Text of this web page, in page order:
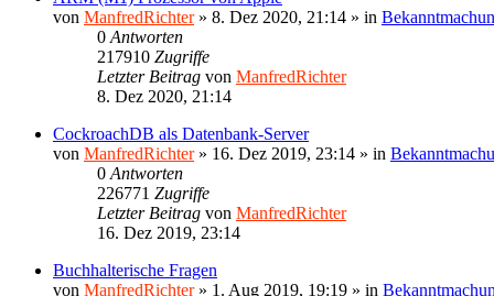
von ManfredRichter» 8. Dez 2020, 21:14 » in
0 Antworten
217910 Zugriffe
Letzter Beitrag von ManfredRichter
8. Dez 2020, 21:14
CockroachDB als Datenbank-Server
von ManfredRichter» 16. Dez 2019, 23:14 » in
0 Antworten
226771 Zugriffe
Letzter Beitrag von ManfredRichter
16. Dez 2019, 23:14
Buchhalterische Fragen
von ManfredRichter» 1. Aug 2019, 19:19 » in